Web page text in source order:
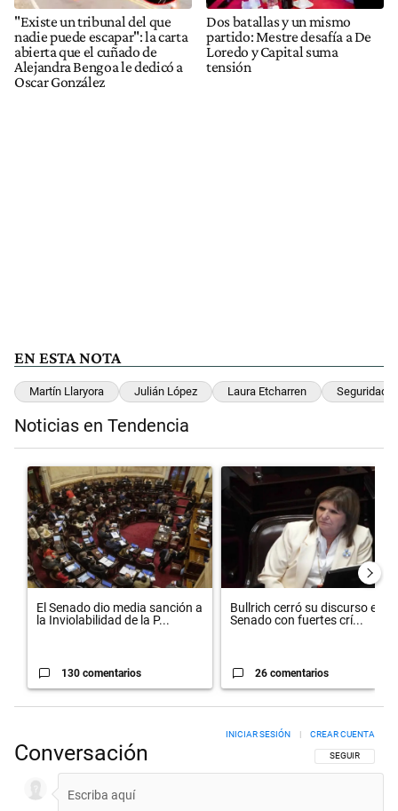
"Existe un tribunal del que
nadie puede escapar": la carta
abierta que el cuñado de
Alejandra Bengoa le dedicó a
Oscar González
Dos batallas y un mismo
partido: Mestre desafía a De
Loredo y Capital suma
tensión
EN ESTA NOTA
Martín Llaryora Julián López Laura Etcharren Seguridad
Noticias en Tendencia
Un artículo de tendencia con el título "El Senado dio media
El Senado dio media sanción a
la Inviolabilidad de la P...
130 comentarios
Un artículo de tendencia con el
Bullrich cerró su discurso en el
Senado con fuertes crí...
26 comentarios
Conversación SIGA ESTA
SEGUIR
INICIAR SESIÓN | CREAR CUENTA